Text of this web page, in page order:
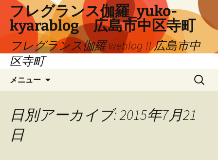
ツ
フレグランス伽羅_yuko-
kyarablog 広島市中区寺町
フレグランス伽羅 weblog !! 広島市中
区寺町
メニュー
検
索:
日別アーカイブ: 2015年7月21
日